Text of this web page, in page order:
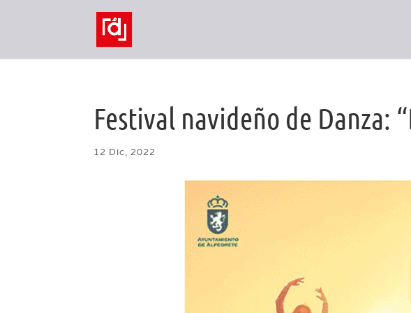
Festival navideño de Danza:
12 Dic, 2022